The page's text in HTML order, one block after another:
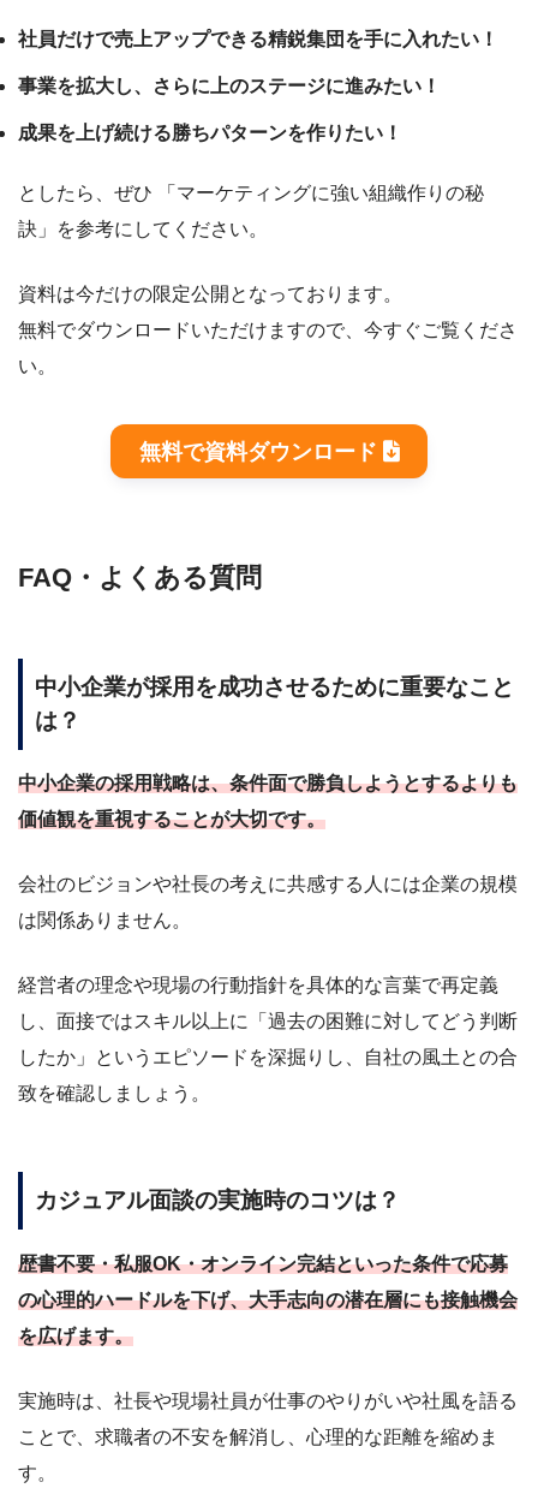
社員だけで売上アップできる精鋭集団を手に入れたい！
事業を拡大し、さらに上のステージに進みたい！
成果を上げ続ける勝ちパターンを作りたい！
としたら、ぜひ 「マーケティングに強い組織作りの秘
訣」を参考にしてください。
資料は今だけの限定公開となっております。
無料でダウンロードいただけますので、今すぐご覧くださ
い。
無料で資料ダウンロード
FAQ・よくある質問
中小企業が採用を成功させるために重要なこと
は？
中小企業の採用戦略は、条件面で勝負しようとするよりも
価値観を重視することが大切です。
会社のビジョンや社長の考えに共感する人には企業の規模
は関係ありません。
経営者の理念や現場の行動指針を具体的な言葉で再定義
し、面接ではスキル以上に「過去の困難に対してどう判断
したか」というエピソードを深掘りし、自社の風土との合
致を確認しましょう。
カジュアル面談の実施時のコツは？
歴書不要・私服OK・オンライン完結といった条件で応募
の心理的ハードルを下げ、大手志向の潜在層にも接触機会
を広げます。
実施時は、社長や現場社員が仕事のやりがいや社風を語る
ことで、求職者の不安を解消し、心理的な距離を縮めま
す。